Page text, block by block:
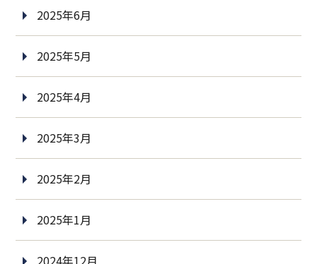
2025年6月
2025年5月
2025年4月
2025年3月
2025年2月
2025年1月
2024年12月